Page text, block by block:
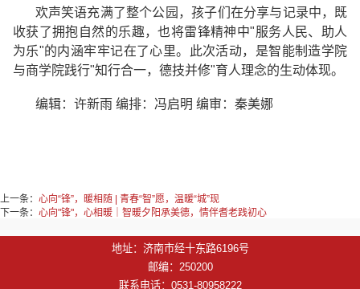
欢声笑语充满了整个公园，孩子们在分享与记录中，既
收获了拥抱自然的乐趣，也将雷锋精神中"服务人民、助人
为乐"的内涵牢牢记在了心里。此次活动，是智能制造学院
与商学院践行"知行合一，德技并修"育人理念的生动体现。
编辑：许新雨 编排：冯启明 编审：秦美娜
上一条： 心向“锋”，暖相随 | 青春“智”愿，温暖“城”现
下一条： 心向"锋"，心相暖｜智暖夕阳承美德，情伴耆老践初心
地址：济南市经十东路6196号
邮编：250200
联系电话：0531-80958222